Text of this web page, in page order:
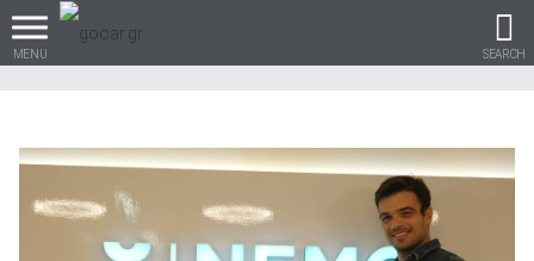
MENU SEARCH
Βρες τα πάντα για το
αυτοκίνητο!